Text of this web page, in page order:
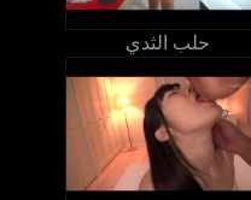
حلب الثدي